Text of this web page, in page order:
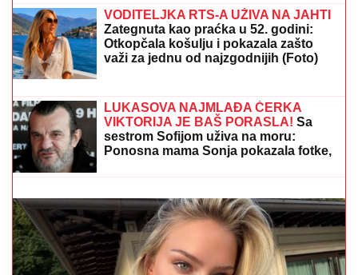
BOJANI NAKON SVAĐE SA TERZOM
NA PLAŽINjega zna cela Srbija: Mreže
gore od komentara, osvanula
fotografija
Otkopčala košulju i pokazala zašto
važi za jednu od najzgodnijih (Foto)